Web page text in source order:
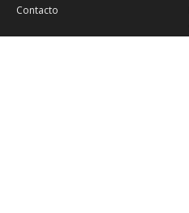
Contacto